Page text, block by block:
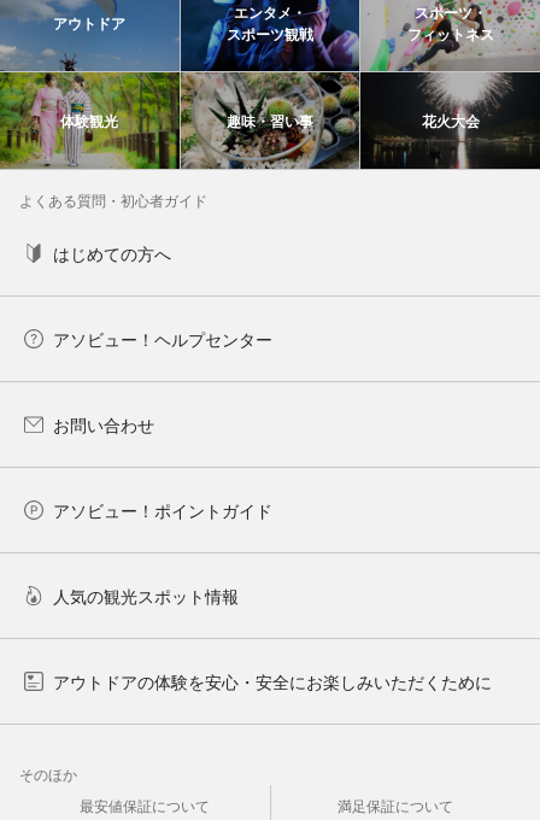
アウトドア
エンタメ・
スポーツ観戦
スポーツ・
フィットネス
体験観光 趣味・習い事 花火大会
よくある質問・初心者ガイド
はじめての方へ
アソビュー！ヘルプセンター
お問い合わせ
アソビュー！ポイントガイド
人気の観光スポット情報
アウトドアの体験を安心・安全にお楽しみいただくために
そのほか
最安値保証について
満足保証について